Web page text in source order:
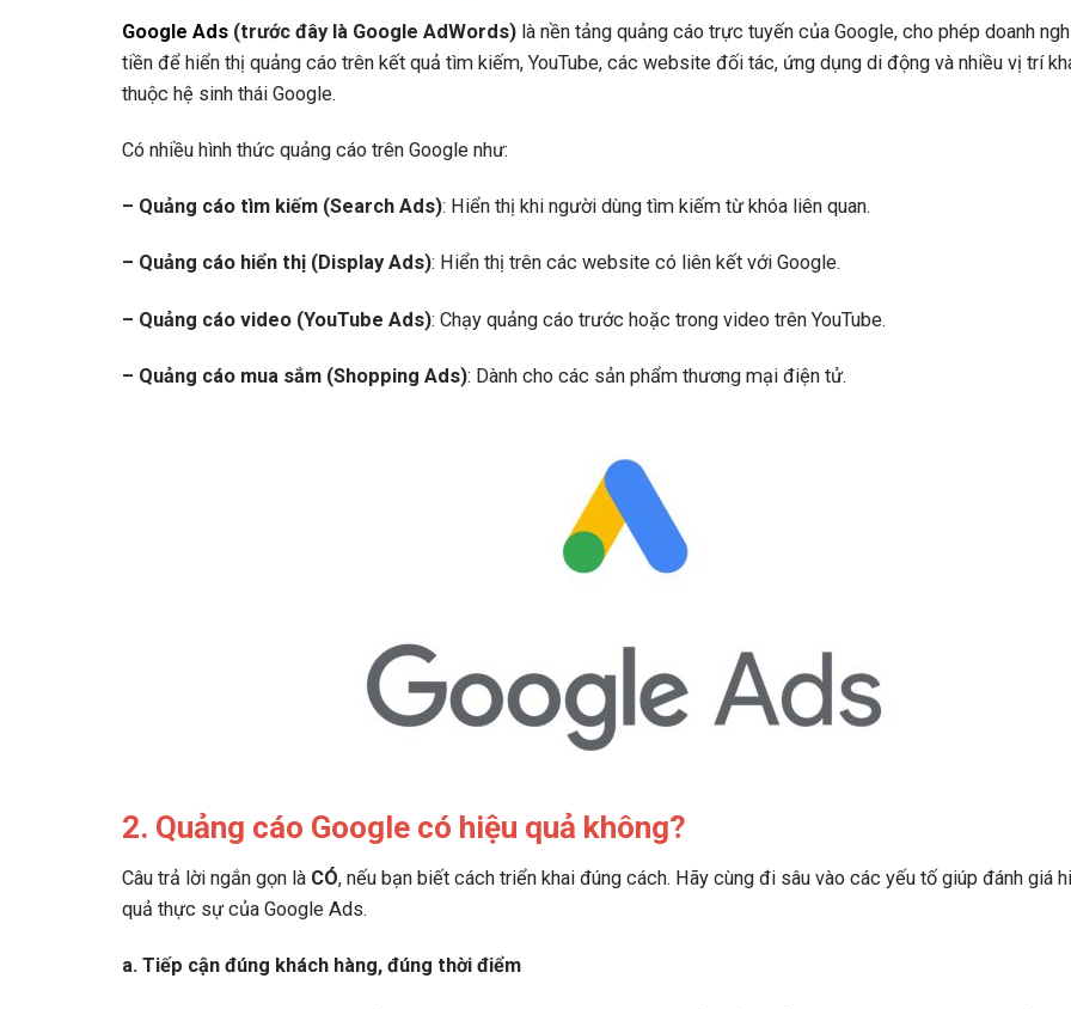
Google Ads (trước đây là Google AdWords) là nền tảng quảng cáo trực tuyến của Google, cho phép doanh
tiền để hiển thị quảng cáo trên kết quả tìm kiếm, YouTube, các website đối tác, ứng dụng di động và nhiều vị trí
thuộc hệ sinh thái Google.
Có nhiều hình thức quảng cáo trên Google như:
– Quảng cáo tìm kiếm (Search Ads): Hiển thị khi người dùng tìm kiếm từ khóa liên quan.
– Quảng cáo hiển thị (Display Ads): Hiển thị trên các website có liên kết với Google.
– Quảng cáo video (YouTube Ads): Chạy quảng cáo trước hoặc trong video trên YouTube.
– Quảng cáo mua sắm (Shopping Ads): Dành cho các sản phẩm thương mại điện tử.
2. Quảng cáo Google có hiệu quả không?
Câu trả lời ngắn gọn là CÓ, nếu bạn biết cách triển khai đúng cách. Hãy cùng đi sâu vào các yếu tố giúp đánh giá
quả thực sự của Google Ads.
a. Tiếp cận đúng khách hàng, đúng thời điểm